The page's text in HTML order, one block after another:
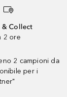
& Collect
2 ore
2 campioni da
per i